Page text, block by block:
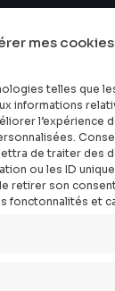
mes cookies
telles que
informations
l’expérience
de traiter des
ou les ID
retirer son
fonctonnalités et